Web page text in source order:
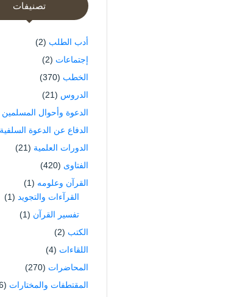
تصنيفات
أدب الطلب (2)
إجتماعات (2)
الخطب (370)
الدروس (21)
الدعوة وأحوال المسلمين
الدفاع عن الدعوة السلفية
الدورات العلمية (21)
الفتاوى (420)
القرآن وعلومه (1)
القرآءات والتجويد (1)
تفسير القرآن (1)
الكتب (2)
اللقاءات (4)
المحاضرات (270)
المقتطفات والمختارات (516)